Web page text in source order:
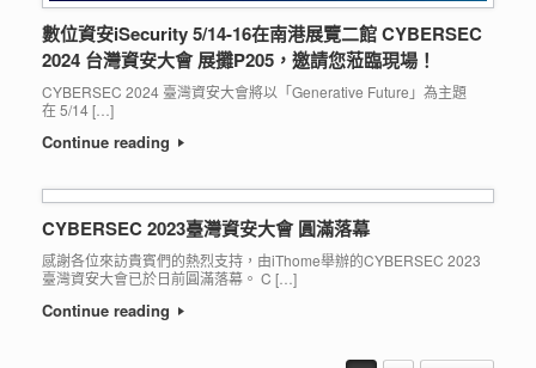
數位資安iSecurity 5/14-16在南港展覽二館 CYBERSEC
2024 台灣資安大會 展攤P205，邀請您蒞臨現場！
CYBERSEC 2024 臺灣資安大會將以「Generative Future」為主題
在 5/14 […]
Continue reading
CYBERSEC 2023臺灣資安大會 圓滿落幕
感謝各位來訪貴賓們的熱烈支持，由iThome舉辦的CYBERSEC 2023
臺灣資安大會已於日前圓滿落幕。 C […]
Continue reading